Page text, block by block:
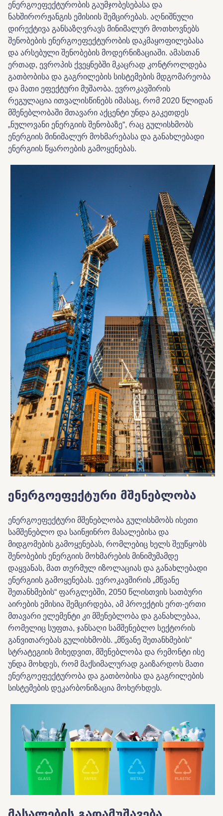
ენერგოეფექტურობის გაუმჯობესებასა და
ნახშირორჟანგის ემისიის შემცირებას. აღნიშნული
დირექტივა განსაზღვრავს მინიმალურ მოთხოვნებს
შენობების ენერგოეფექტურობის დაკმაყოფილებასა
და არსებული შენობების მოდერნიზაციაში. ამასთან
ერთად, ევროპის ქვეყნებში მკაცრად კონტროლდება
გათბობისა და გაგრილების სისტემების მდგომარეობა
და მათი ეფექტური მუშაობა. ევროკავშირის
რეგულაცია ითვალისწინებს იმასაც, რომ 2020 წლიდან
მშენებლობაში მთავარი აქცენტი უნდა გაკეთდეს
„ნულოვანი ენერგიის შენობაზე“, რაც გულისხმობს
ენერგიის მინიმალურ მოხმარებასა და განახლებადი
ენერგიის წყაროების გამოყენებას.
ენერგოეფექტური მშენებლობა
ენერგოეფექტური მშენებლობა გულისხმობს ისეთი
სამშენებლო და საინჟინრო მასალებისა და
მიდგომების გამოყენებას, რომლებიც ხელს შეუწყობს
შენობების ენერგიის მოხმარების მინიმუმამდე
დაყვანას, მათ თერმულ იზოლაციას და განახლებადი
ენერგიის გამოყენებას. ევროკავშირის „მწვანე
შეთანხმების“ ფარგლებში, 2050 წლისთვის სათბური
აირების ემისია შემცირდება, ამ პროექტის ერთ-ერთი
მთავარი ელემენტი კი მშენებლობა და განახლებაა,
რომელიც სუფთა, ჯანსაღი სამშენებლო სექტორის
განვითარებას გულისხმობს. „მწვანე შეთანხმების“
სტრატეგიის მიხედვით, მშენებლობა და რემონტი ისე
უნდა მოხდეს, რომ მაქსიმალურად გაიზარდოს მათი
ენერგოეფექტურობა და გათბობისა და გაგრილების
სისტემების დეკარბონიზაცია მოხერხდეს.